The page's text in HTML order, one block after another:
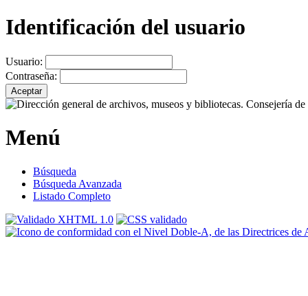
Identificación del usuario
Usuario:
Contraseña:
Menú
Búsqueda
Búsqueda Avanzada
Listado Completo